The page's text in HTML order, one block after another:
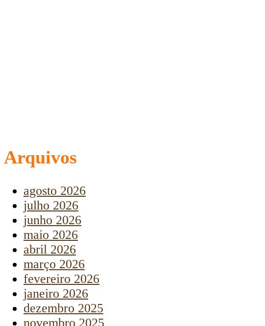
Arquivos
agosto 2026
julho 2026
junho 2026
maio 2026
abril 2026
março 2026
fevereiro 2026
janeiro 2026
dezembro 2025
novembro 2025